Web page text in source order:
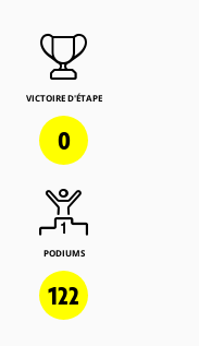
VICTOIRE D'ÉTAPE
0
PODIUMS
122